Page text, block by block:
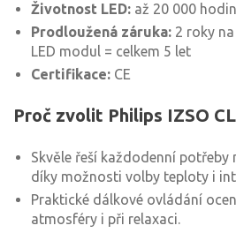
Životnost LED: až 20 000 hodin
Prodloužená záruka: 2 roky
LED modul = celkem 5 let
Certifikace: CE
Proč zvolit Philips IZSO
Skvěle řeší každodenní
díky možnosti volby teploty i
Praktické dálkové ovládání
atmosféry i při relaxaci.